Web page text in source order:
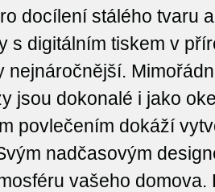
docílení stálého tvaru
s digitálním tiskem v
nejnáročnější.
jsou dokonalé i jako
povlečením dokáží
nadčasovým
vašeho domova.